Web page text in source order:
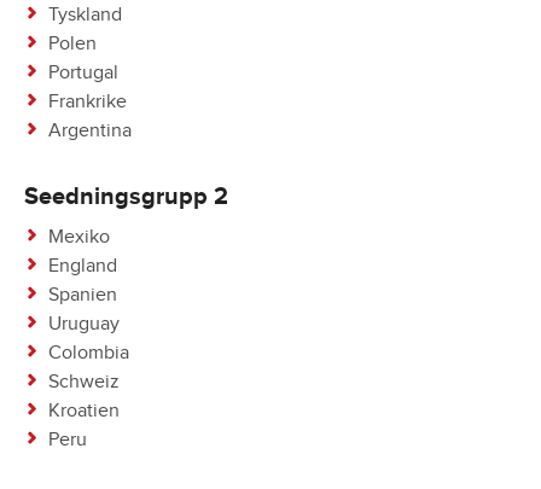
Tyskland
Polen
Portugal
Frankrike
Argentina
Seedningsgrupp 2
Mexiko
England
Spanien
Uruguay
Colombia
Schweiz
Kroatien
Peru